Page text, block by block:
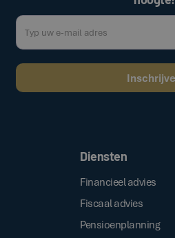
Diensten
Financieel advies
Fiscaal advies
Pensioenplanning